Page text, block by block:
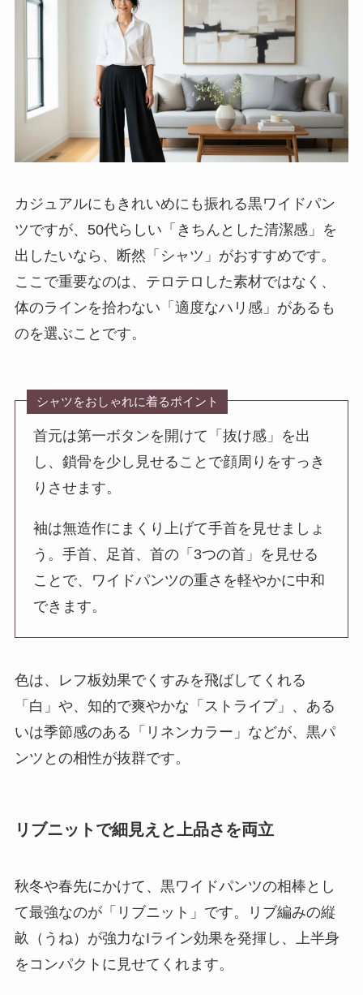
カジュアルにもきれいめにも振れる黒ワイドパン
ツですが、50代らしい「きちんとした清潔感」を
出したいなら、断然「シャツ」がおすすめです。
ここで重要なのは、テロテロした素材ではなく、
体のラインを拾わない「適度なハリ感」があるも
のを選ぶことです。
シャツをおしゃれに着るポイント
首元は第一ボタンを開けて「抜け感」を出
し、鎖骨を少し見せることで顔周りをすっき
りさせます。
袖は無造作にまくり上げて手首を見せましょ
う。手首、足首、首の「3つの首」を見せる
ことで、ワイドパンツの重さを軽やかに中和
できます。
色は、レフ板効果でくすみを飛ばしてくれる
「白」や、知的で爽やかな「ストライプ」、ある
いは季節感のある「リネンカラー」などが、黒パ
ンツとの相性が抜群です。
リブニットで細見えと上品さを両立
秋冬や春先にかけて、黒ワイドパンツの相棒とし
て最強なのが「リブニット」です。リブ編みの縦
畝（うね）が強力なIライン効果を発揮し、上半身
をコンパクトに見せてくれます。